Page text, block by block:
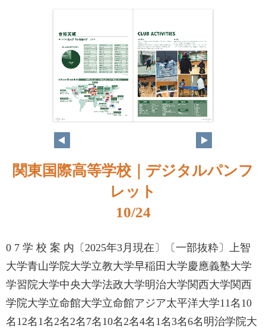
関東国際高等学校｜デジタルパンフ
レット
10/24
0 7 学 校 案 内〔2025年3月現在〕〔一部抜粋〕上智
大学青山学院大学立教大学早稲田大学慶應義塾大学
学習院大学中央大学法政大学明治大学関西大学関西
学院大学立命館大学立命館アジア太平洋大学11名10
名12名1名2名2名7名10名2名4名1名3名6名明治学院大